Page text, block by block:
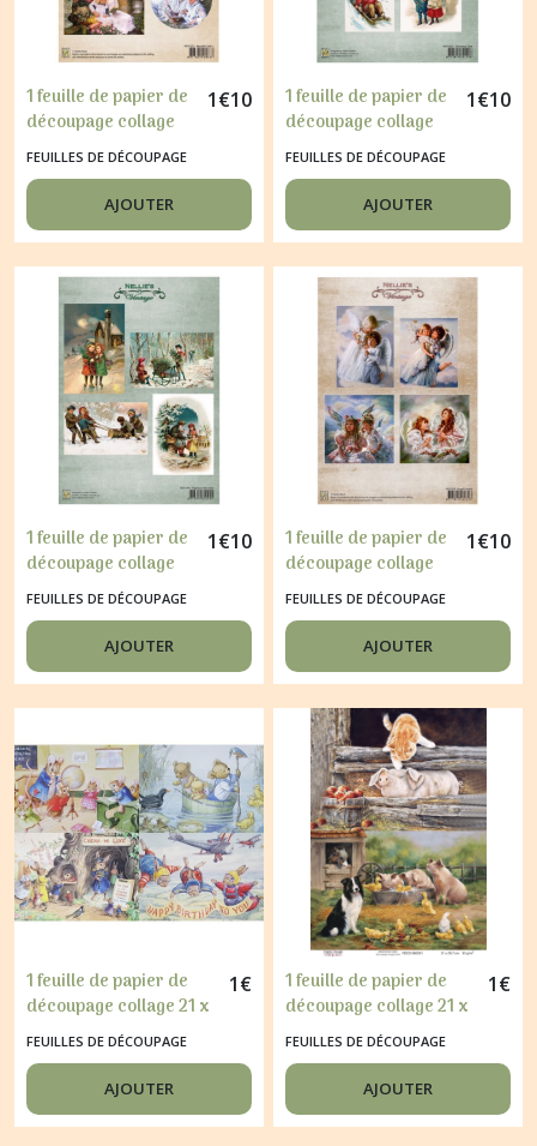
1 feuille de papier de
découpage collage
21 x 29,7 cm Nellie's
Choice VINTAGE
MARIAGE FLEUR 037
1€10
FEUILLES DE DÉCOUPAGE
AJOUTER
1 feuille de papier de
découpage collage
21 x 29,7 cm Nellie's
Choice VINTAGE
SCENE DE NOEL 047
1€10
FEUILLES DE DÉCOUPAGE
AJOUTER
1 feuille de papier de
découpage collage
21 x 29,7 cm Nellie's
Choice VINTAGE
SCENE DE NOEL 046
1€10
FEUILLES DE DÉCOUPAGE
AJOUTER
1 feuille de papier de
découpage collage
21 x 29,7 cm Nellie's
Choice VINTAGE ANGE
035
1€10
FEUILLES DE DÉCOUPAGE
AJOUTER
1 feuille de papier de
découpage collage 21 x
29,7 cm SOURIS
NOUNOURS 83
1€
FEUILLES DE DÉCOUPAGE
AJOUTER
1 feuille de papier de
découpage collage 21 x
29,7 cm ANIMAUX
BASSE COUR 391
1€
FEUILLES DE DÉCOUPAGE
AJOUTER